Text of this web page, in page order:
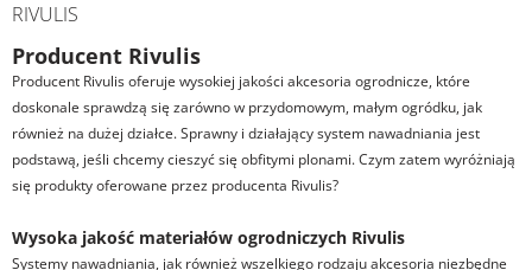
RIVULIS
Producent Rivulis
Producent Rivulis oferuje wysokiej jakości akcesoria ogrodnicze, które
doskonale sprawdzą się zarówno w przydomowym, małym ogródku, jak
również na dużej działce. Sprawny i działający system nawadniania jest
podstawą, jeśli chcemy cieszyć się obfitymi plonami. Czym zatem wyróżniają
się produkty oferowane przez producenta Rivulis?
Wysoka jakość materiałów ogrodniczych Rivulis
Systemy nawadniania, jak również wszelkiego rodzaju akcesoria niezbędne